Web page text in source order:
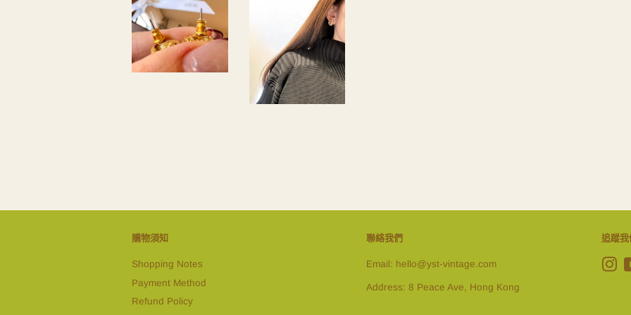
購物須知
Shopping Notes
Payment Method
Refund Policy
聯絡我們
Email: hello@yst-vintage.com
Address: 8 Peace Ave, Hong Kong
追蹤我